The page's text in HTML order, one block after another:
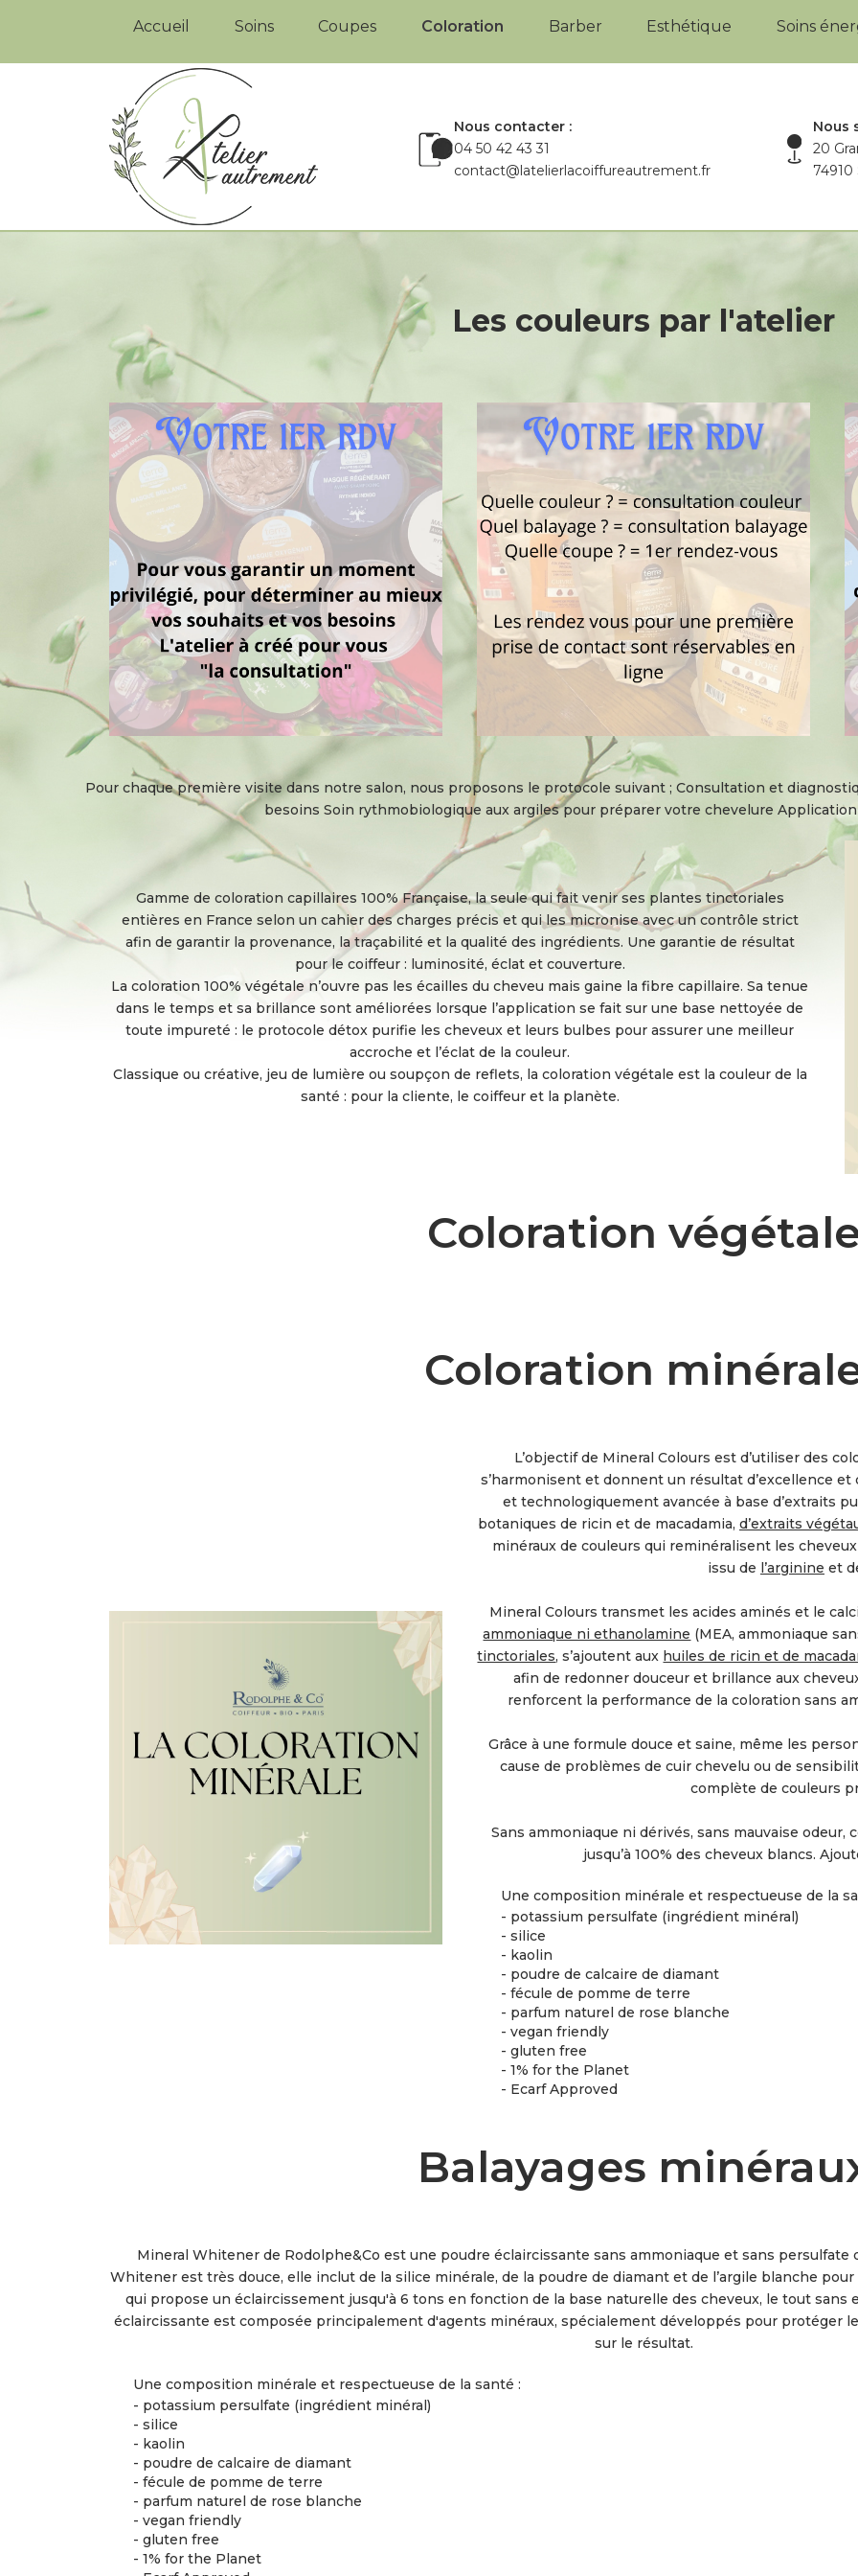
Accueil Soins Coupes Coloration Barber Esthétique Soins
Nous contacter :
04 50 42 43 31
contact@latelierlacoiffureautrement.fr
Nous
20
74910
Les couleurs par l'atelier
Pour chaque première visite dans notre salon, nous proposons le protocole suivant ; Consultation et
besoins Soin rythmobiologique aux argiles pour préparer votre chevelure
Gamme de coloration capillaires 100% Française, la seule qui fait venir ses plantes tinctoriales
entières en France selon un cahier des charges précis et qui les micronise avec un contrôle strict
afin de garantir la provenance, la traçabilité et la qualité des ingrédients. Une garantie de résultat
pour le coiffeur : luminosité, éclat et couverture.
La coloration 100% végétale n’ouvre pas les écailles du cheveu mais gaine la fibre capillaire. Sa tenue
dans le temps et sa brillance sont améliorées lorsque l’application se fait sur une base nettoyée de
toute impureté : le protocole détox purifie les cheveux et leurs bulbes pour assurer une meilleur
accroche et l’éclat de la couleur.
Classique ou créative, jeu de lumière ou soupçon de reflets, la coloration végétale est la couleur de la
santé : pour la cliente, le coiffeur et la planète.
Coloration
Coloration
L’objectif de Mineral Colours est d’utiliser des
s’harmonisent et donnent un résultat d’excellence
et technologiquement avancée à base d’extraits
botaniques de ricin et de macadamia, d’extraits
minéraux de couleurs qui reminéralisent les
issu de l’arginine et
Mineral Colours transmet les acides aminés et le
ammoniaque ni ethanolamine (MEA, ammoniaque
tinctoriales, s’ajoutent aux huiles de ricin et de
afin de redonner douceur et brillance aux
renforcent la performance de la coloration sans
Grâce à une formule douce et saine, même les
cause de problèmes de cuir chevelu ou de
complète de couleurs
Sans ammoniaque ni dérivés, sans mauvaise
jusqu’à 100% des cheveux blancs.
Une composition minérale et respectueuse de la
- potassium persulfate (ingrédient minéral)
- silice
- kaolin
- poudre de calcaire de diamant
- fécule de pomme de terre
- parfum naturel de rose blanche
- vegan friendly
- gluten free
- 1% for the Planet
- Ecarf Approved
Balayages
Mineral Whitener de Rodolphe&Co est une poudre éclaircissante sans ammoniaque et sans persulfate
Whitener est très douce, elle inclut de la silice minérale, de la poudre de diamant et de l’argile blanche
qui propose un éclaircissement jusqu'à 6 tons en fonction de la base naturelle des cheveux, le tout sans
éclaircissante est composée principalement d'agents minéraux, spécialement développés pour protéger
sur le résultat.
Une composition minérale et respectueuse de la santé :
- potassium persulfate (ingrédient minéral)
- silice
- kaolin
- poudre de calcaire de diamant
- fécule de pomme de terre
- parfum naturel de rose blanche
- vegan friendly
- gluten free
- 1% for the Planet